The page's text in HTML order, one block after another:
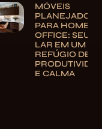
MÓVEIS
PLANEJADOS
PARA HOME
OFFICE: SEU
LAR EM UM
REFÚGIO DE
E CALMA